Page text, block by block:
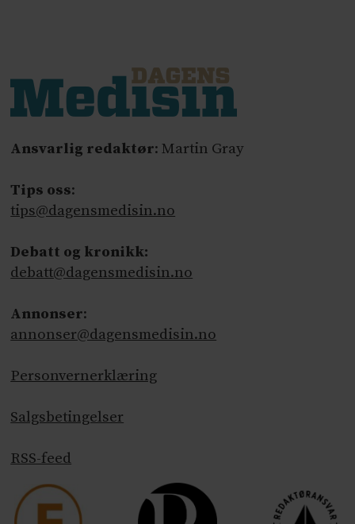
Ansvarlig redaktør: Martin Gray
Tips oss:
tips@dagensmedisin.no
Debatt og kronikk:
debatt@dagensmedisin.no
Annonser:
annonser@dagensmedisin.no
Personvernerklæring
Salgsbetingelser
RSS-feed